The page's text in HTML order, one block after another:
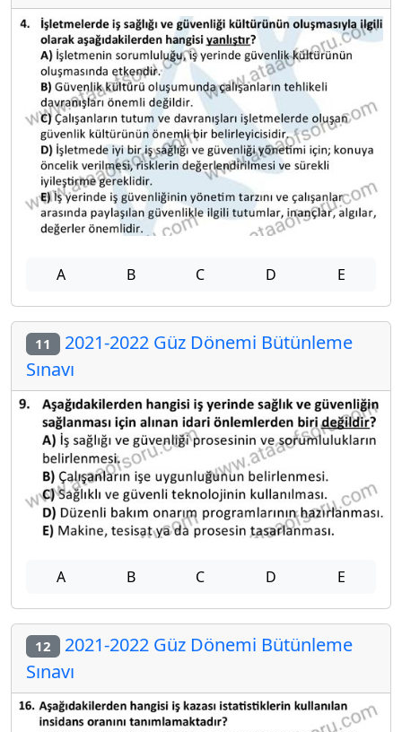
A B C D E
11 2021-2022 Güz Dönemi Bütünleme
Sınavı
A B C D E
12 2021-2022 Güz Dönemi Bütünleme
Sınavı